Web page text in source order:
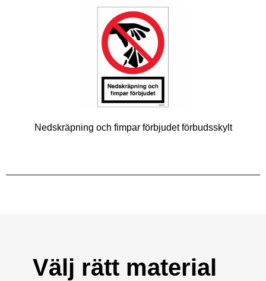
Nedskräpning och fimpar förbjudet förbudsskylt
Välj rätt material